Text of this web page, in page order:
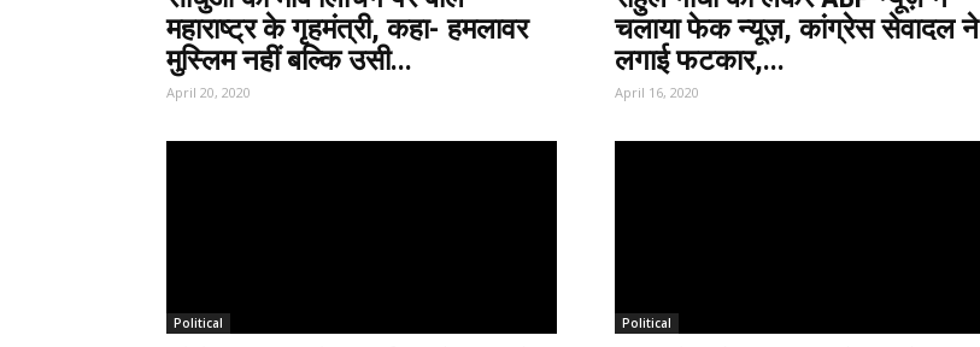
महाराष्ट्र के गृहमंत्री, कहा- हमलावर
मुस्लिम नहीं बल्कि उसी...
April 20, 2020
चलाया फेक न्यूज़, कांग्रेस सेवादल ने
लगाई फटकार,...
April 16, 2020
Political Political